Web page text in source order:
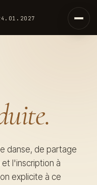
danse, de partage
l'inscription à
explicite à ce